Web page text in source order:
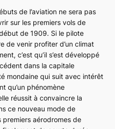
de l’aviation ne sera pas
sur les premiers vols de
de 1909. Si le pilote
de venir profiter d’un climat
c’est qu’il s’est développé
dans la capitale
mondaine qui suit avec intérêt
qu’un phénomène
réussit à convaincre la
ce nouveau mode de
aérodromes de